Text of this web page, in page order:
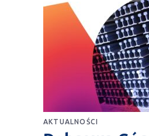
AKTUALNOŚCI